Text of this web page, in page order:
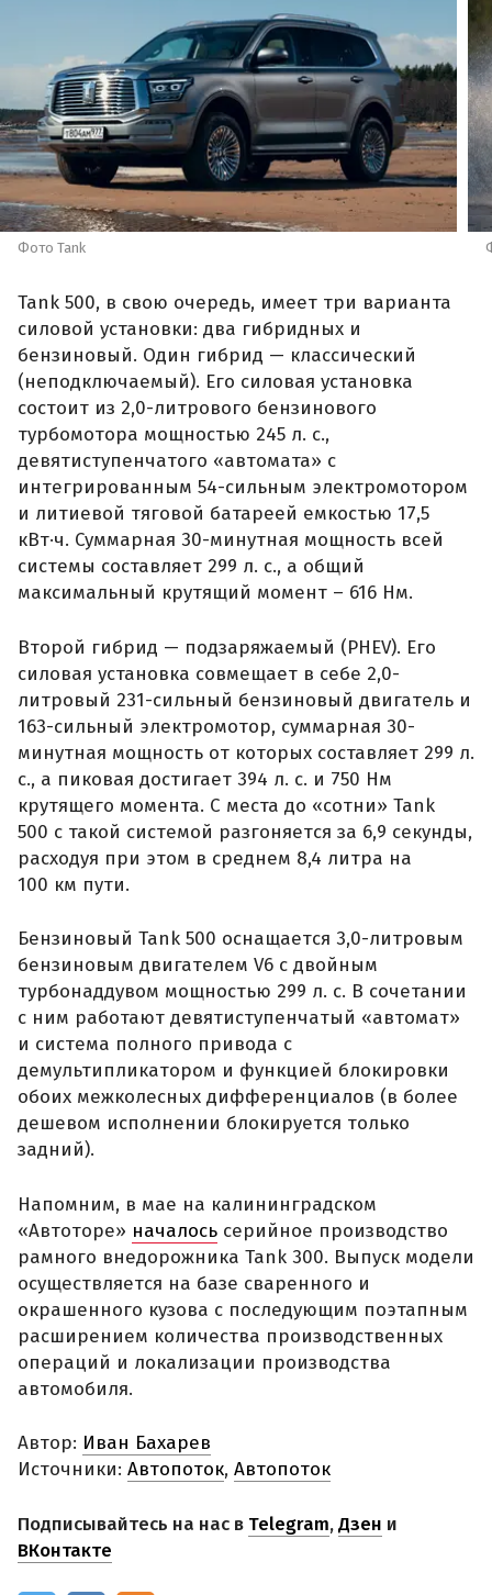
Фото Tank
Tank 500, в свою очередь, имеет три варианта
силовой установки: два гибридных и
бензиновый. Один гибрид — классический
(неподключаемый). Его силовая установка
состоит из 2,0-литрового бензинового
турбомотора мощностью 245 л. с.,
девятиступенчатого «автомата» с
интегрированным 54-сильным электромотором
и литиевой тяговой батареей емкостью 17,5
кВт·ч. Суммарная 30-минутная мощность всей
системы составляет 299 л. с., а общий
максимальный крутящий момент – 616 Нм.
Второй гибрид — подзаряжаемый (PHEV). Его
силовая установка совмещает в себе 2,0-
литровый 231-сильный бензиновый двигатель и
163-сильный электромотор, суммарная 30-
минутная мощность от которых составляет 299 л.
с., а пиковая достигает 394 л. с. и 750 Нм
крутящего момента. С места до «сотни» Tank
500 с такой системой разгоняется за 6,9 секунды,
расходуя при этом в среднем 8,4 литра на
100 км пути.
Бензиновый Tank 500 оснащается 3,0-литровым
бензиновым двигателем V6 с двойным
турбонаддувом мощностью 299 л. с. В сочетании
с ним работают девятиступенчатый «автомат»
и система полного привода с
демультипликатором и функцией блокировки
обоих межколесных дифференциалов (в более
дешевом исполнении блокируется только
задний).
Напомним, в мае на калининградском
«Автоторе» началось серийное производство
рамного внедорожника Tank 300. Выпуск модели
осуществляется на базе сваренного и
окрашенного кузова с последующим поэтапным
расширением количества производственных
операций и локализации производства
автомобиля.
Автор: Иван Бахарев
Источники: Автопоток, Автопоток
Подписывайтесь на нас в Telegram,Дзен и
ВКонтакте